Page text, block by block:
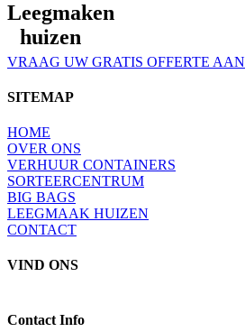
Leegmaken
huizen
VRAAG UW GRATIS OFFERTE AAN
SITEMAP
HOME
OVER ONS
VERHUUR CONTAINERS
SORTEERCENTRUM
BIG BAGS
LEEGMAAK HUIZEN
CONTACT
VIND ONS
Contact Info